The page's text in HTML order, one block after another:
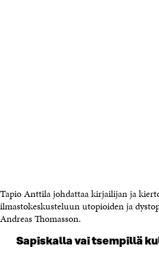
Tapio Anttila johdattaa kirjailijan ja
ilmastokeskusteluun utopioiden ja
Andreas Thomasson.
Sapiskalla vai tsempillä